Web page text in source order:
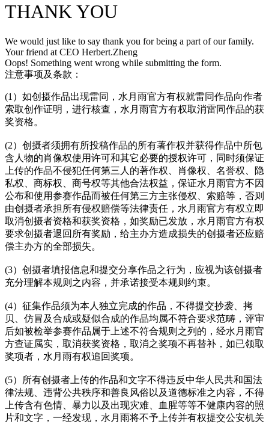
THANK YOU
We would just like to say thank you for being a part of our family.
Your friend at CEO Herbert.Zheng
Oops! Something went wrong while submitting the form.
注意事项及条款：
(1）如创摄作品出现雷同，水月雨官方有权就雷同作品向作者
索取创作证明，进行核查，水月雨官方有权取消雷同作品的获
奖资格。
(2）创摄者须拥有所投稿作品的所有著作权并获得作品中所包
含人物的肖像权使用许可和其它必要的授权许可，同时须保证
上传的作品不侵犯任何第三人的著作权、肖像权、名誉权、隐
私权、商标权、商号权等其他合法权益，保证水月雨官方不因
公布和使用参赛作品而被任何第三方主张侵权、索赔等，否则
由创摄者承担所有侵权赔偿等法律责任，水月雨官方有权立即
取消创摄者资格和获奖资格，如奖励已发放，水月雨官方有权
要求创摄者退回所有奖励，给主办方造成损失的创摄者还应赔
偿主办方的全部损失。
(3）创摄者填报信息和提交分享作品之行为，应视为该创摄者
充分理解本规则之内容，并承诺接受本规则约束。
(4）征集作品须为本人独立完成的作品，不得提交抄袭、拷
贝、仿冒及合成或疑似合成的作品均属不符合要求范畴，评审
后如被检举参赛作品属于上述不符合规则之列的，经水月雨官
方查证属实，取消获奖资格，取消之奖项不再替补，如已领取
奖项者，水月雨有权追回奖项。
(5）所有创摄者上传的作品和文字不得违反中华人民共和国法
律法规、违背公共秩序和善良风俗以及道德标准之内容，不得
上传含有色情、暴力以及出现灾难、血腥等等不健康内容的照
片和文字，一经发现，水月雨将不予上传并有权提交公安机关